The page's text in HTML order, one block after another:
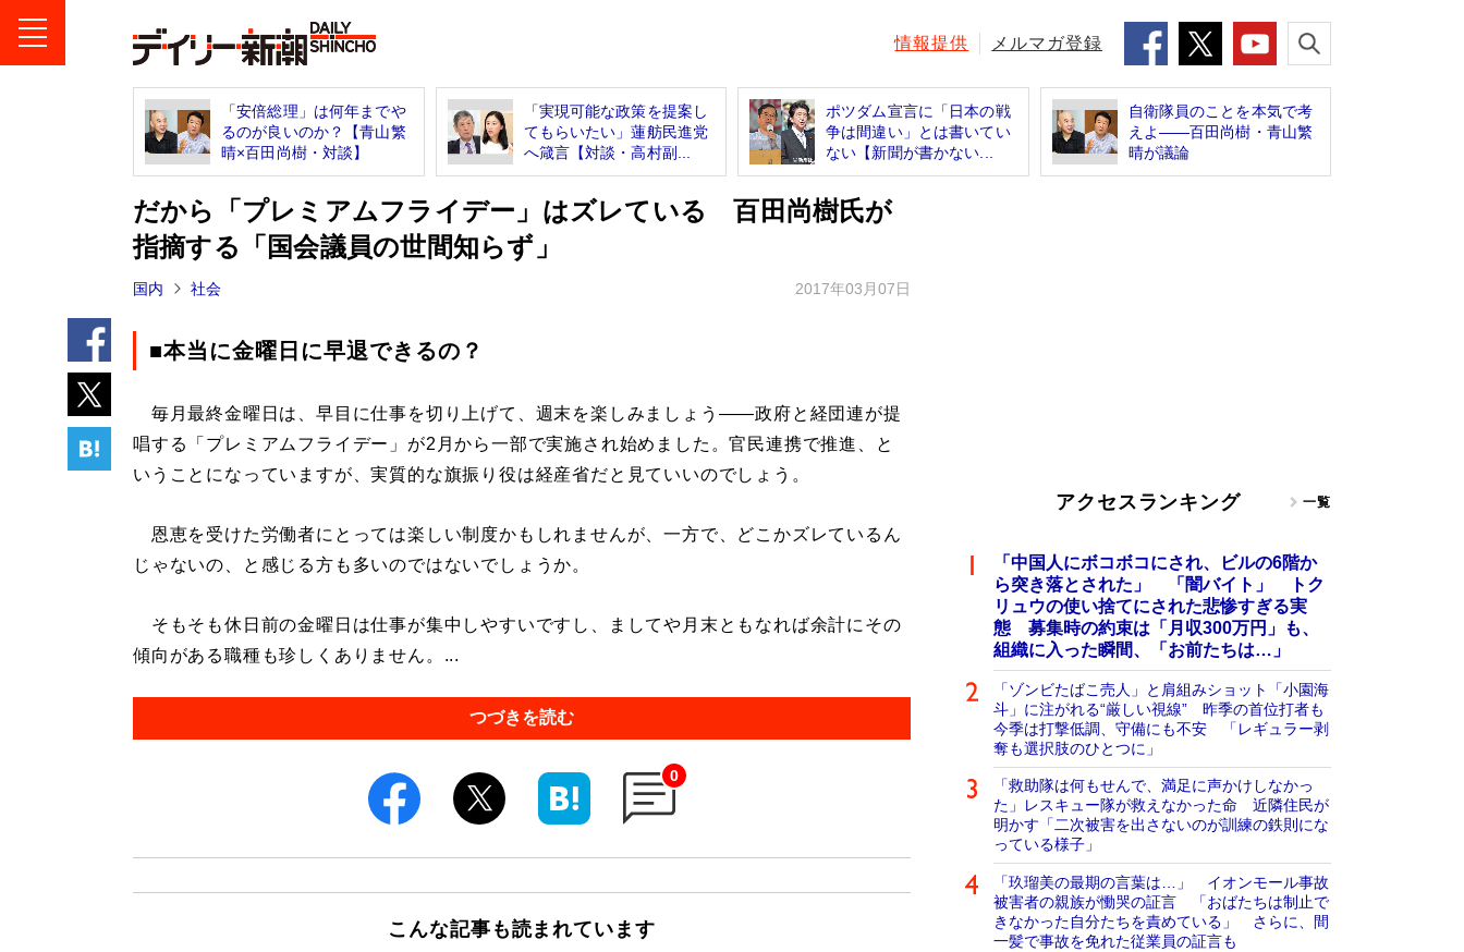
情報提供 メルマガ登録
「安倍総理」は何年までや
るのが良いのか？【青山繁
晴×百田尚樹・対談】
「実現可能な政策を提案し
てもらいたい」蓮舫民進党
へ箴言【対談・高村副...
ポツダム宣言に「日本の戦
争は間違い」とは書いてい
ない【新聞が書かない...
自衛隊員のことを本気で考
えよ――百田尚樹・青山繁
晴が議論
だから「プレミアムフライデー」はズレている 百田尚樹氏が
指摘する「国会議員の世間知らず」
国内 社会 2017年03月07日
■本当に金曜日に早退できるの？
毎月最終金曜日は、早目に仕事を切り上げて、週末を楽しみましょう――政府と経団連が提
唱する「プレミアムフライデー」が2月から一部で実施され始めました。官民連携で推進、と
いうことになっていますが、実質的な旗振り役は経産省だと見ていいのでしょう。
恩恵を受けた労働者にとっては楽しい制度かもしれませんが、一方で、どこかズレているん
じゃないの、と感じる方も多いのではないでしょうか。
そもそも休日前の金曜日は仕事が集中しやすいですし、ましてや月末ともなれば余計にその
傾向がある職種も珍しくありません。...
つづきを読む
0
こんな記事も読まれています
アクセスランキング 一覧
「中国人にボコボコにされ、ビルの6階か
ら突き落とされた」 「闇バイト」 トク
リュウの使い捨てにされた悲惨すぎる実
態 募集時の約束は「月収300万円」も、
組織に入った瞬間、「お前たちは…」
「ゾンビたばこ売人」と肩組みショット「小園海
斗」に注がれる“厳しい視線” 昨季の首位打者も
今季は打撃低調、守備にも不安 「レギュラー剥
奪も選択肢のひとつに」
「救助隊は何もせんで、満足に声かけしなかっ
た」レスキュー隊が救えなかった命 近隣住民が
明かす「二次被害を出さないのが訓練の鉄則にな
っている様子」
「玖瑠美の最期の言葉は…」 イオンモール事故
被害者の親族が慟哭の証言 「おばたちは制止で
きなかった自分たちを責めている」 さらに、間
一髪で事故を免れた従業員の証言も